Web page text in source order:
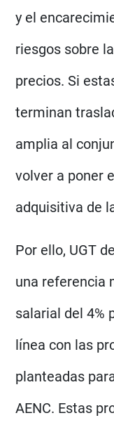
y el
riesgos sobre
precios. Si
terminan
amplia al
volver a poner
adquisitiva de
Por ello, UGT
una referencia
salarial del 4%
línea con las
planteadas
AENC. Estas